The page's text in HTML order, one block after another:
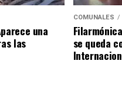
una
las
COMUNALES
se queda